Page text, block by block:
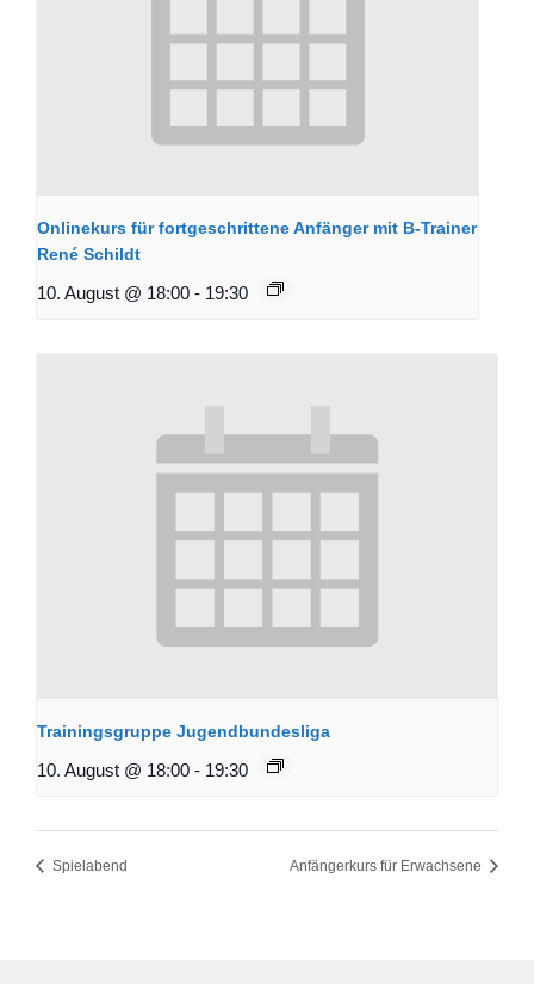
Onlinekurs für fortgeschrittene Anfänger mit B-Trainer
René Schildt
10. August @ 18:00 - 19:30
Trainingsgruppe Jugendbundesliga
10. August @ 18:00 - 19:30
Spielabend Anfängerkurs für Erwachsene